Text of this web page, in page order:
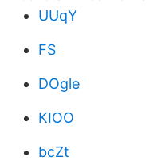
UUqY
FS
DOgle
KIOO
bcZt